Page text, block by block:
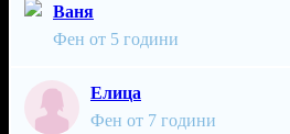
Ваня
Фен от 5 години
Елица
Фен от 7 години